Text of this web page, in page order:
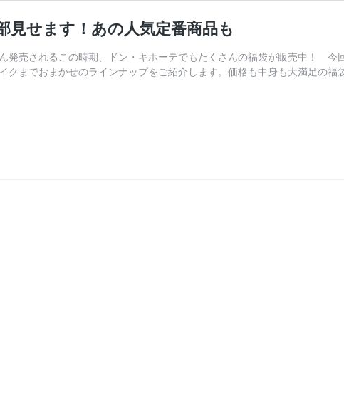
見せます！あの人気定番商品も
発売されるこの時期、ドン・キホーテでもたくさんの福袋が販売中！
クまでおまかせのラインナップをご紹介します。価格も中身も大満足の福